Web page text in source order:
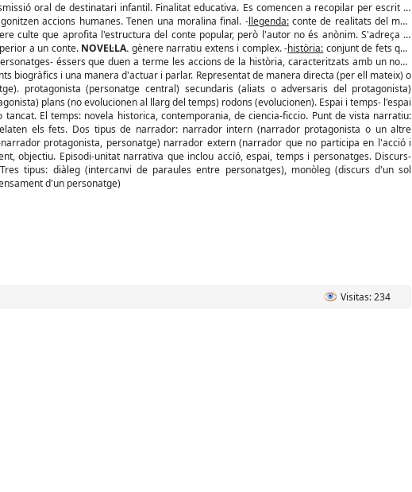
oral de destinatari infantil. Finalitat educativa. Es comencen a recopilar per escrit al
accions humanes. Tenen una moralina final. -llegenda:conte de realitats del món
culte que aprofita l'estructura del conte popular, però l'autor no és anònim. S'adreça al
a un conte. NOVEL·LA. gènere narratiu extens i complex. -història: conjunt de fets que
éssers que duen a terme les accions de la història, caracteritzats amb un nom,
biogràfics i una manera d'actuar i parlar. Representat de manera directa (per ell mateix) o
protagonista (personatge central) secundaris (aliats o adversaris del protagonista)
plans (no evolucionen al llarg del temps) rodons (evolucionen). Espai i temps- l'espai
El temps: novela historica, contemporania, de ciencia-ficcio. Punt de vista narratiu:
els fets. Dos tipus de narrador: narrador intern (narrador protagonista o un altre
protagonista, personatge) narrador extern (narrador que no participa en l'acció i
objectiu. Episodi-unitat narrativa que inclou acció, espai, temps i personatges. Discurs-
tipus: diàleg (intercanvi de paraules entre personatges), monòleg (discurs d'un sol
d'un personatge)
Visitas: 234